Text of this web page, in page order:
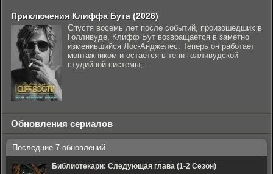
Приключения Клиффа Бута (2026)
Спустя восемь лет после событий, произошедших в
Голливуде, Клифф Бут возвращается в заметно
изменившийся Лос-Анджелес. Теперь он работает
монтажником и остаётся в тени голливудской
студийной системы,...
Обновления сериалов
Библиотекари: Следующая глава (1-2 Сезон)